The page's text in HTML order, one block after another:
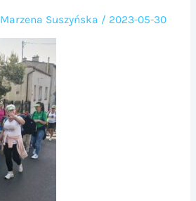
Marzena Suszyńska / 2023-05-30